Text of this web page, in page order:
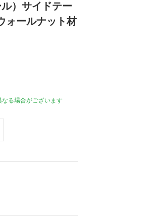
）サイドテー
ォールナット材
る場合がございます